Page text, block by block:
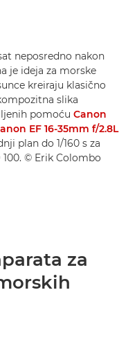
neposredno nakon
je ideja za morske
kreiraju klasično
slika
pomoću Canon
EF 16-35mm f/2.8L
plan do 1/160 s za
100. © Erik Colombo
za